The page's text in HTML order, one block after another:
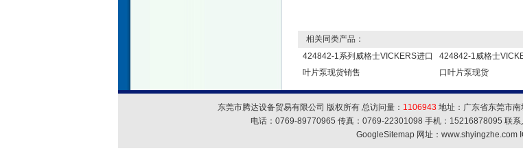
相关同类产品：
424842-1系列威格士VICKERS进口
叶片泵现货销售
424842-1威格士
口叶片泵现货
东莞市腾达设备贸易有限公司 版权所有 总访问量： 1106943 地址：广东省东莞市
电话：0769-89770965 传真：0769-22301098 手机：15216878095 联系
GoogleSitemap 网址：www.shyingzhe.com